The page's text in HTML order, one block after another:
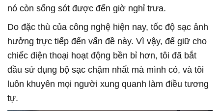
nó còn sống sót được đến giờ nghỉ trưa.
Do đặc thù của công nghệ hiện nay, tốc độ sạc ảnh
hưởng trực tiếp đến vấn đề này. Vì vậy, để giữ cho
chiếc điện thoại hoạt động bền bỉ hơn, tôi đã bắt
đầu sử dụng bộ sạc chậm nhất mà mình có, và tôi
luôn khuyên mọi người xung quanh làm điều tương
tự.